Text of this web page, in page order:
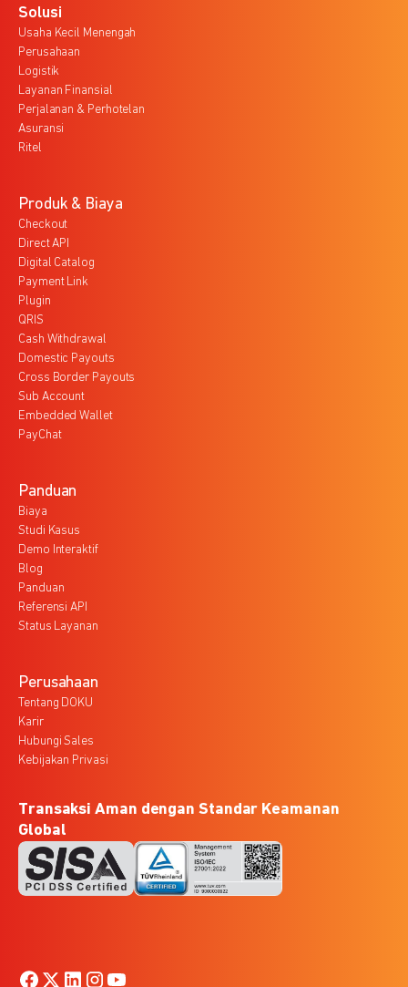
Solusi
Usaha Kecil Menengah
Perusahaan
Logistik
Layanan Finansial
Perjalanan & Perhotelan
Asuransi
Ritel
Produk & Biaya
Checkout
Direct API
Digital Catalog
Payment Link
Plugin
QRIS
Cash Withdrawal
Domestic Payouts
Cross Border Payouts
Sub Account
Embedded Wallet
PayChat
Panduan
Biaya
Studi Kasus
Demo Interaktif
Blog
Panduan
Referensi API
Status Layanan
Perusahaan
Tentang DOKU
Karir
Hubungi Sales
Kebijakan Privasi
Transaksi Aman dengan Standar Keamanan
Global